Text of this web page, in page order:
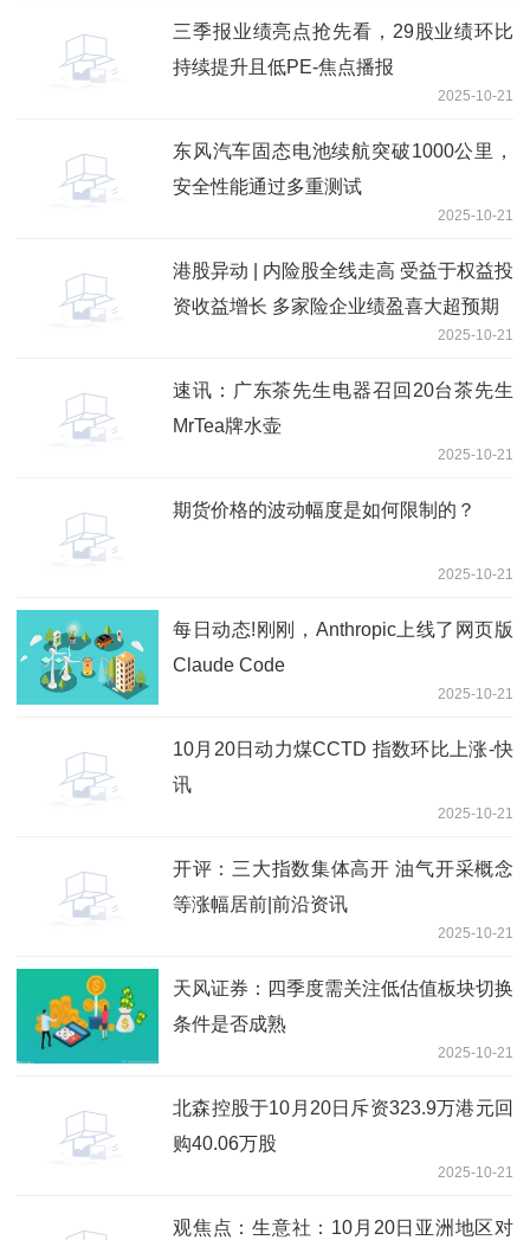
三季报业绩亮点抢先看，29股业绩环比
持续提升且低PE-焦点播报
2025-10-21
东风汽车固态电池续航突破1000公里，
安全性能通过多重测试
2025-10-21
港股异动 | 内险股全线走高 受益于权益投
资收益增长 多家险企业绩盈喜大超预期
2025-10-21
速讯：广东茶先生电器召回20台茶先生
MrTea牌水壶
2025-10-21
期货价格的波动幅度是如何限制的？
2025-10-21
每日动态!刚刚，Anthropic上线了网页版
Claude Code
2025-10-21
10月20日动力煤CCTD 指数环比上涨-快
讯
2025-10-21
开评：三大指数集体高开 油气开采概念
等涨幅居前|前沿资讯
2025-10-21
天风证券：四季度需关注低估值板块切换
条件是否成熟
2025-10-21
北森控股于10月20日斥资323.9万港元回
购40.06万股
2025-10-21
观焦点：生意社：10月20日亚洲地区对